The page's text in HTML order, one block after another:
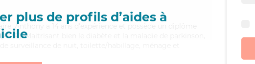
plus de profils d’aides à
Anthony a 14 ans d'expérience et possède un diplôme
Maitrisant bien le diabète et la maladie de parkinson,